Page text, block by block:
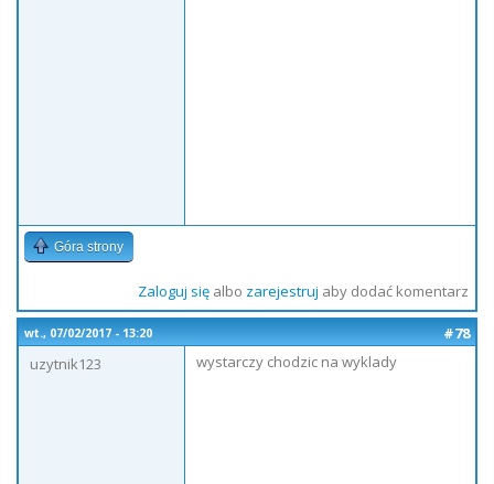
Góra strony
Zaloguj sięalbo zarejestruj aby dodać komentarz
wt., 07/02/2017 - 13:20
#78
uzytnik123
wystarczy chodzic na wyklady